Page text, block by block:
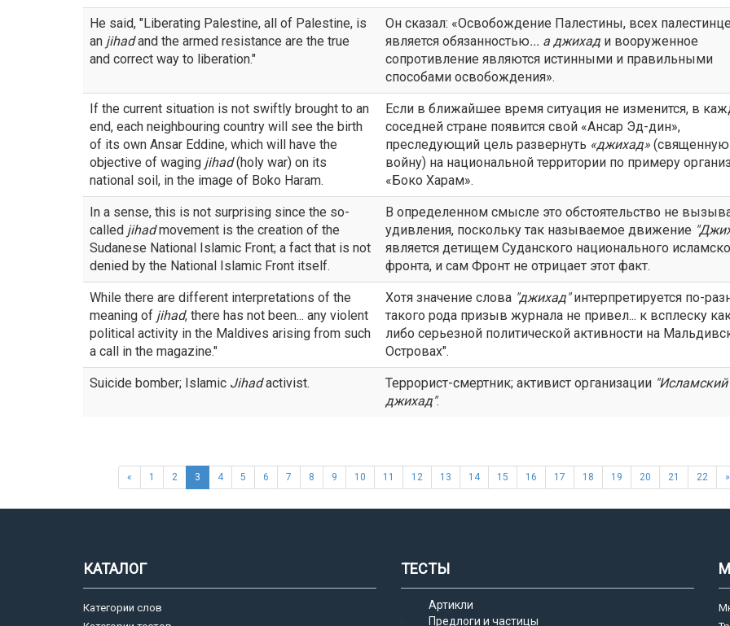
He said, "Liberating Palestine, all of Palestine, is
an jihadand the armed resistance are the true
and correct way to liberation."
Он сказал: «Освобождение Палестины, всех
является обязанностью... а джихад и вооруженное
сопротивление являются истинными и правильными
способами освобождения».
If the current situation is not swiftly brought to an
end, each neighbouring country will see the birth
of its own Ansar Eddine, which will have the
objective of waging jihad(holy war) on its
national soil, in the image of Boko Haram.
Если в ближайшее время ситуация не изменится, в
соседней стране появится свой «Ансар Эд-дин»,
преследующий цель развернуть «джихад» (священную
войну) на национальной территории по примеру
«Боко Харам».
In a sense, this is not surprising since the so-
called jihadmovement is the creation of the
Sudanese National Islamic Front; a fact that is not
denied by the National Islamic Front itself.
В определенном смысле это обстоятельство не
удивления, поскольку так называемое движение "
является детищем Суданского национального
фронта, и сам Фронт не отрицает этот факт.
While there are different interpretations of the
meaning of jihad, there has not been... any violent
political activity in the Maldives arising from such
a call in the magazine."
Хотя значение слова "джихад"интерпретируется по-
такого рода призыв журнала не привел... к всплеску
либо серьезной политической активности на
Островах".
Suicide bomber; Islamic Jihadactivist. Террорист-смертник; активист организации "Исламский
джихад".
« 1 2 3 4 5 6 7 8 9 10 11 12 13 14 15 16 17 18 19 20 21 22 »
КАТАЛОГ
Категории слов
ТЕСТЫ
Артикли
Предлоги и частицы